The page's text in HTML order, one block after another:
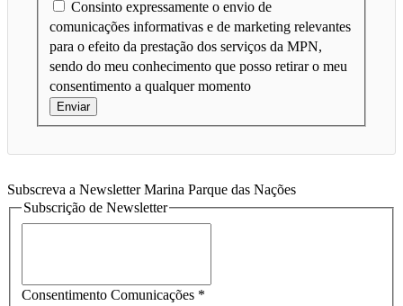
Consinto expressamente o envio de
comunicações informativas e de marketing relevantes
para o efeito da prestação dos serviços da MPN,
sendo do meu conhecimento que posso retirar o meu
consentimento a qualquer momento
Enviar
Subscreva a Newsletter Marina Parque das Nações
Subscrição de Newsletter
Consentimento Comunicações *